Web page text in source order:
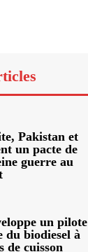
Pakistan et
un pacte de
guerre au
un pilote
biodiesel à
de cuisson